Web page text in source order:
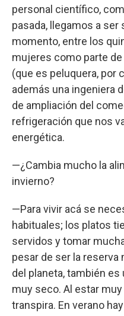
personal científico,
pasada, llegamos a
momento, entre los
mujeres como parte
(que es peluquera, por
además una ingeniera
de ampliación del
refrigeración que nos
energética.
—¿Cambia mucho la
invierno?
—Para vivir acá se
habituales; los platos
servidos y tomar
pesar de ser la reserva
del planeta, también
muy seco. Al estar
transpira. En verano